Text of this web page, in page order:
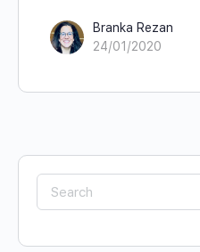
Branka Rezan
24/01/2020
Search
for: